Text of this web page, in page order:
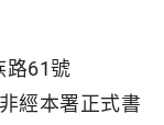
路61號
經本署正式書